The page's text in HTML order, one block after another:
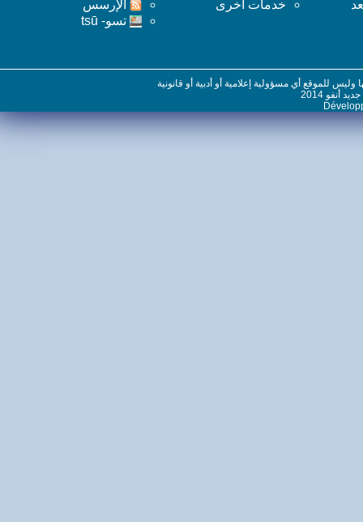
خدمات اخرى
اﻹرسس
تسو- tsū
للموقع أي مسؤولية إعلامية أو أدبية أو قانونية
2014